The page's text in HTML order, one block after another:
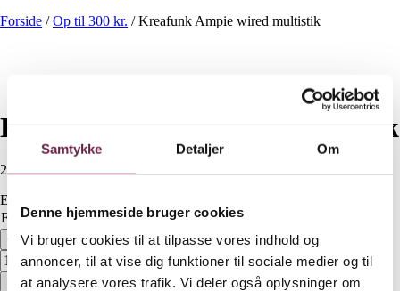
Samtykke Detaljer Om
Denne hjemmeside bruger cookies
Vi bruger cookies til at tilpasse vores indhold og
annoncer, til at vise dig funktioner til sociale medier og til
at analysere vores trafik. Vi deler også oplysninger om
Forside /Op til 300 kr. /Kreafunk Ampie wired multistik
Kreafunk Ampie wired multistik
200,00DKK
Ekskl. moms
Farve
Ryd
Kreafunk Ampie wired multistik antal
Bestil